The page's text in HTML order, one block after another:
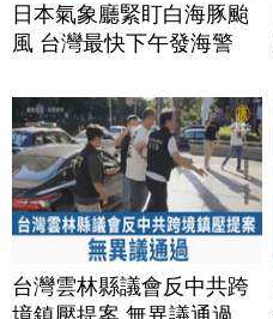
日本氣象廳緊盯白海豚颱
風 台灣最快下午發海警
台灣雲林縣議會反中共跨